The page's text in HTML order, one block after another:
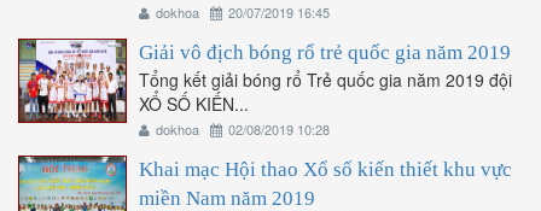
dokhoa 20/07/2019 16:45
Giải vô địch bóng rổ trẻ quốc gia năm 2019
Tổng kết giải bóng rổ Trẻ quốc gia năm 2019 đội
XỔ SỐ KIẾN...
dokhoa 02/08/2019 10:28
Khai mạc Hội thao Xổ số kiến thiết khu vực
miền Nam năm 2019